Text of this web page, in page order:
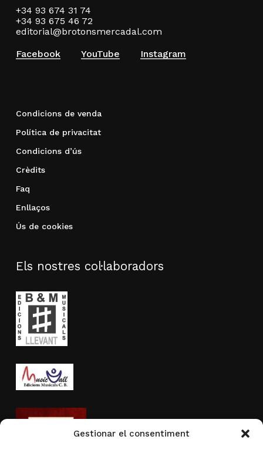
Gestionar el consentiment
+34 93 674 31 74
+34 93 675 46 72
editorial@brotonsmercadal.com
Facebook
YouTube Instagram
Condicions de venda
Política de privacitat
Condicions d’ús
Crèdits
Faq
Enllaços
Ús de cookies
Els nostres col·laboradors